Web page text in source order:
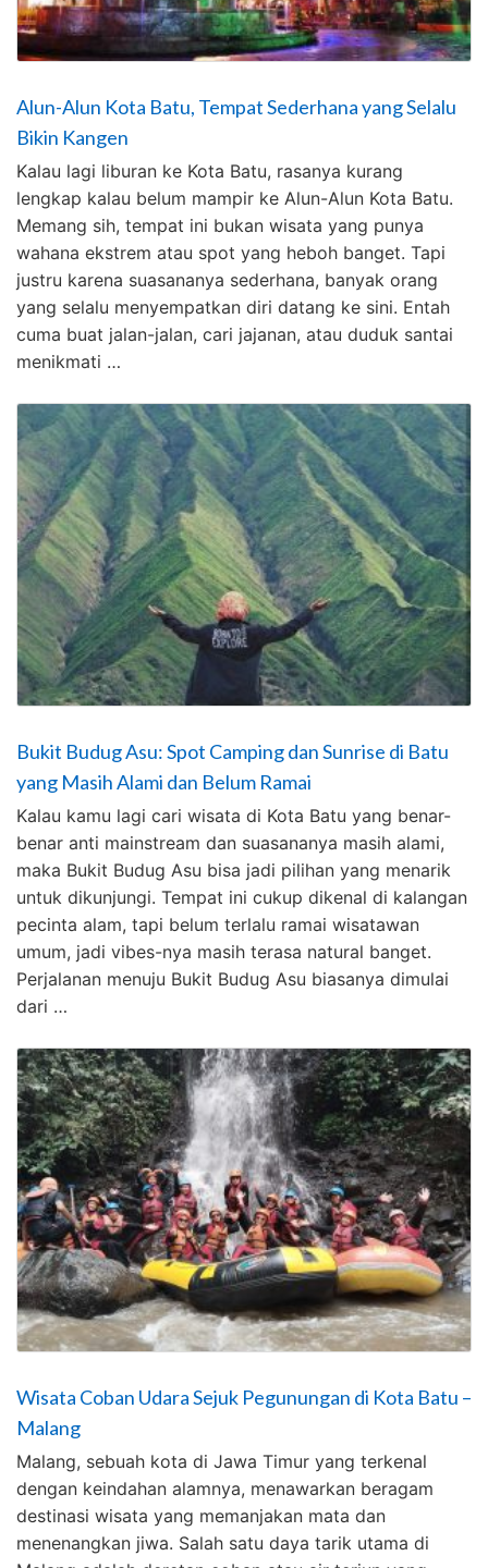
Alun-Alun Kota Batu, Tempat Sederhana yang Selalu
Bikin Kangen
Kalau lagi liburan ke Kota Batu, rasanya kurang
lengkap kalau belum mampir ke Alun-Alun Kota Batu.
Memang sih, tempat ini bukan wisata yang punya
wahana ekstrem atau spot yang heboh banget. Tapi
justru karena suasananya sederhana, banyak orang
yang selalu menyempatkan diri datang ke sini. Entah
cuma buat jalan-jalan, cari jajanan, atau duduk santai
menikmati …
Bukit Budug Asu: Spot Camping dan Sunrise di Batu
yang Masih Alami dan Belum Ramai
Kalau kamu lagi cari wisata di Kota Batu yang benar-
benar anti mainstream dan suasananya masih alami,
maka Bukit Budug Asu bisa jadi pilihan yang menarik
untuk dikunjungi. Tempat ini cukup dikenal di kalangan
pecinta alam, tapi belum terlalu ramai wisatawan
umum, jadi vibes-nya masih terasa natural banget.
Perjalanan menuju Bukit Budug Asu biasanya dimulai
dari …
Wisata Coban Udara Sejuk Pegunungan di Kota Batu –
Malang
Malang, sebuah kota di Jawa Timur yang terkenal
dengan keindahan alamnya, menawarkan beragam
destinasi wisata yang memanjakan mata dan
menenangkan jiwa. Salah satu daya tarik utama di